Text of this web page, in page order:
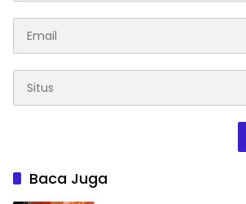
Baca Juga